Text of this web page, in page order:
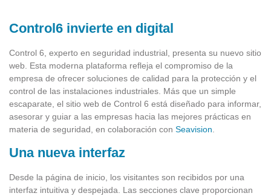
Control6 invierte en digital
Control 6, experto en seguridad industrial, presenta su nuevo sitio
web. Esta moderna plataforma refleja el compromiso de la
empresa de ofrecer soluciones de calidad para la protección y el
control de las instalaciones industriales. Más que un simple
escaparate, el sitio web de Control 6 está diseñado para informar,
asesorar y guiar a las empresas hacia las mejores prácticas en
materia de seguridad, en colaboración con Seavision
Una nueva interfaz
Desde la página de inicio, los visitantes son recibidos por una
interfaz intuitiva y despejada. Las secciones clave proporcionan